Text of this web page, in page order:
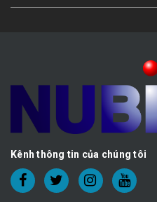
Kênh thông tin của chúng tôi